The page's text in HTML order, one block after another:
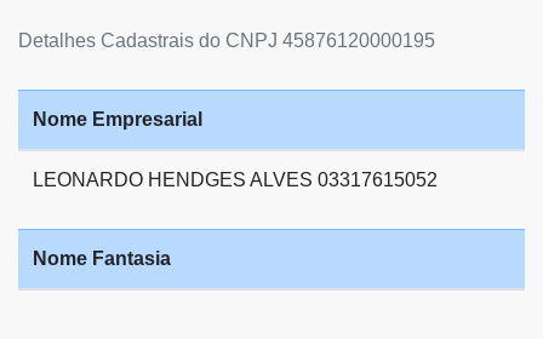
Detalhes Cadastrais do CNPJ 45876120000195
Nome Empresarial
LEONARDO HENDGES ALVES 03317615052
Nome Fantasia